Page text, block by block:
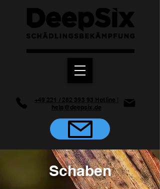
+49 221 / 282 393 93 Hotline |
help@deepsix.de
Schaben